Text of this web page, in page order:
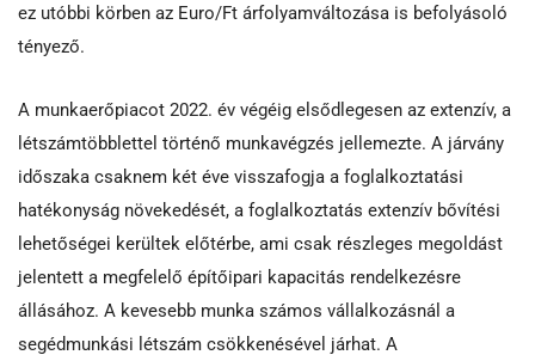
ez utóbbi körben az Euro/Ft árfolyamváltozása is befolyásoló
tényező.
A munkaerőpiacot 2022. év végéig elsődlegesen az extenzív, a
létszámtöbblettel történő munkavégzés jellemezte. A járvány
időszaka csaknem két éve visszafogja a foglalkoztatási
hatékonyság növekedését, a foglalkoztatás extenzív bővítési
lehetőségei kerültek előtérbe, ami csak részleges megoldást
jelentett a megfelelő építőipari kapacitás rendelkezésre
állásához. A kevesebb munka számos vállalkozásnál a
segédmunkási létszám csökkenésével járhat. A